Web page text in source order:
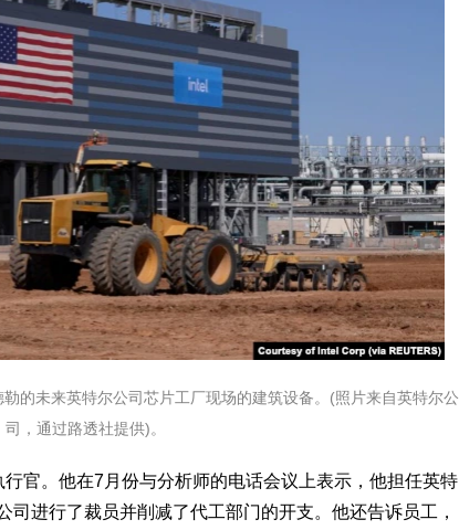
的未来英特尔公司芯片工厂现场的建筑设备。(照片来自英特尔公
司，通过路透社提供)。
官。他在7月份与分析师的电话会议上表示，他担任英特
司进行了裁员并削减了代工部门的开支。他还告诉员工，